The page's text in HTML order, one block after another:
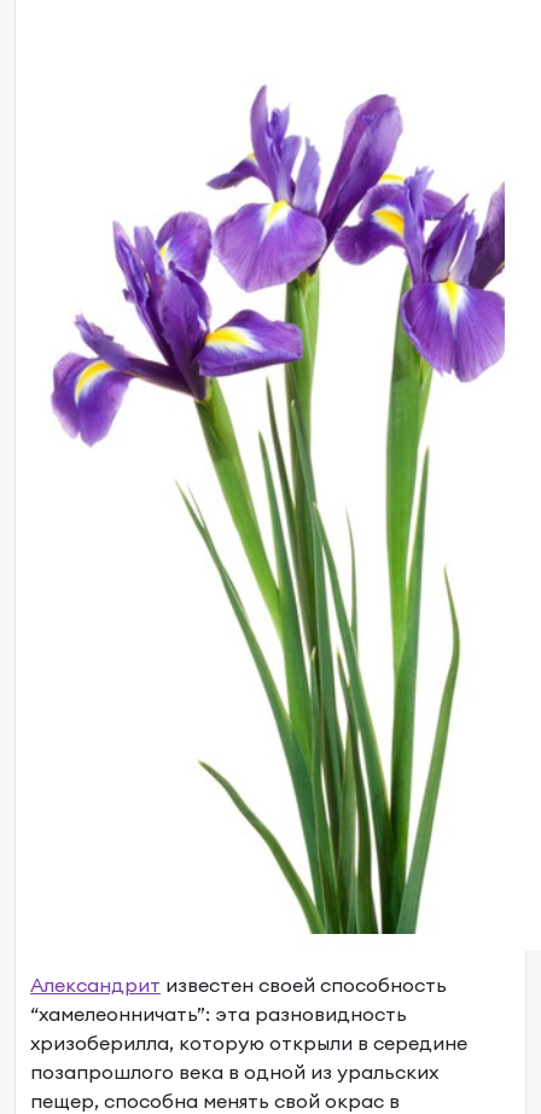
Александрит известен своей способность
“хамелеонничать”: эта разновидность
хризоберилла, которую открыли в середине
позапрошлого века в одной из уральских
пещер, способна менять свой окрас в